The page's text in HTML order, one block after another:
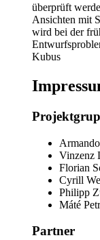
überprüft
Ansichten mit
wird bei der
Kubus
Vinzenz
Florian
Cyrill
Philipp
Máté
Partner